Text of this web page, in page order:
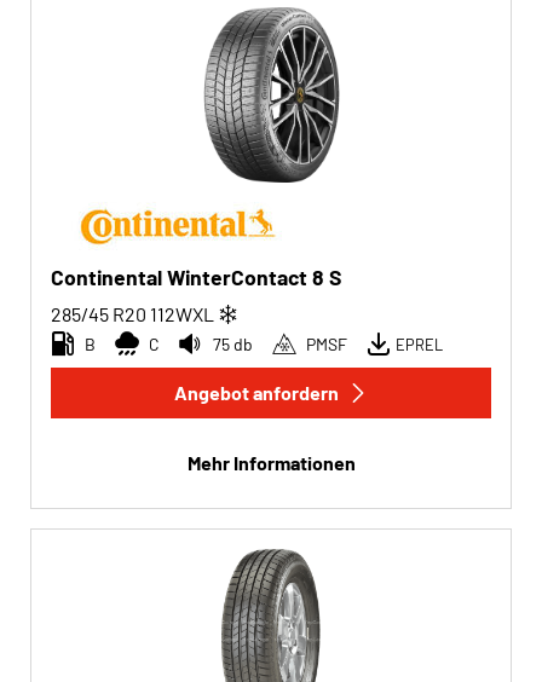
Continental WinterContact 8 S
285/45 R20 112WXL
B C 75 db PMSF EPREL
Angebot anfordern
Mehr Informationen